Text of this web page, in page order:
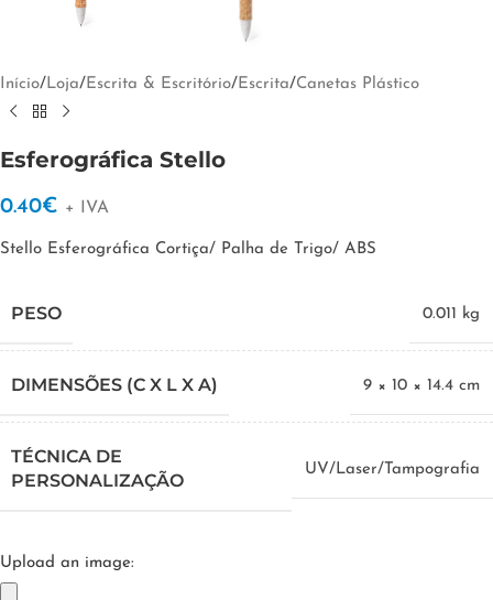
Início/Loja/Escrita & Escritório/Escrita/Canetas Plástico
Esferográfica Stello
0.40€ + IVA
Stello Esferográfica Cortiça/ Palha de Trigo/ ABS
PESO 0.011 kg
DIMENSÕES (C X L X A) 9 × 10 × 14.4 cm
TÉCNICA DE
PERSONALIZAÇÃO
UV/Laser/Tampografia
Upload an image: